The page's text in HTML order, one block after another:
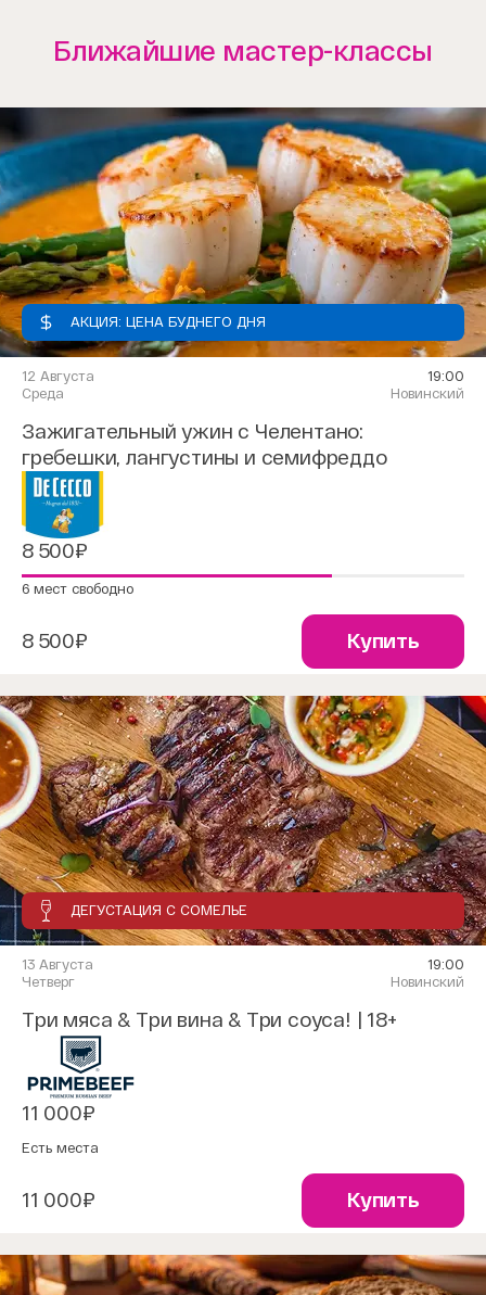
Ближайшие мастер-классы
АКЦИЯ: ЦЕНА БУДНЕГО ДНЯ
12 Августа
Среда
19:00
Новинский
Зажигательный ужин с Челентано:
гребешки, лангустины и семифреддо
8 500₽
6 мест свободно
8 500₽ Купить
ДЕГУСТАЦИЯ С СОМЕЛЬЕ
13 Августа
Четверг
19:00
Новинский
Три мяса & Три вина & Три соуса! | 18+
11 000₽
Есть места
11 000₽ Купить